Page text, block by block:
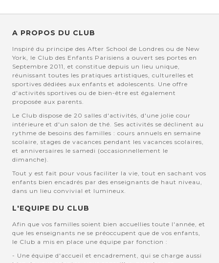
A PROPOS DU CLUB
Inspiré du principe des After School de Londres ou de New
York, le Club des Enfants Parisiens a ouvert ses portes en
Septembre 2011, et constitue depuis un lieu unique,
réunissant toutes les pratiques artistiques, culturelles et
sportives dédiées aux enfants et adolescents. Une offre
d'activités sportives ou de bien-être est également
proposée aux parents.
Le Club dispose de 20 salles d'activités, d'une jolie cour
intérieure et d'un salon de thé. Ses activités se déclinent au
rythme de besoins des familles : cours annuels en semaine
scolaire, stages de vacances pendant les vacances scolaires,
et anniversaires le samedi (occasionnellement le
dimanche).
Tout y est fait pour vous faciliter la vie, tout en sachant vos
enfants bien encadrés par des enseignants de haut niveau,
dans un lieu convivial et lumineux.
L'EQUIPE DU CLUB
Afin que vos familles soient bien accuellies toute l'année, et
que les enseignants ne se préoccupent que de vos enfants,
le Club a mis en place une équipe par fonction :
- Une équipe d'accueil et encadrement, qui se charge aussi